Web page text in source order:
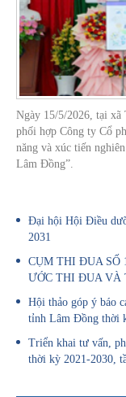
Ngày 15/5/2026, tại
phối hợp Công ty Cổ
năng và xúc tiến
Lâm Đồng”.
Đại hội Hội Điều
2031
CỤM THI ĐUA SỐ
ƯỚC THI ĐUA VÀ
Hội thảo góp ý báo
tỉnh Lâm Đồng thời
Triển khai tư vấn,
thời kỳ 2021-2030,